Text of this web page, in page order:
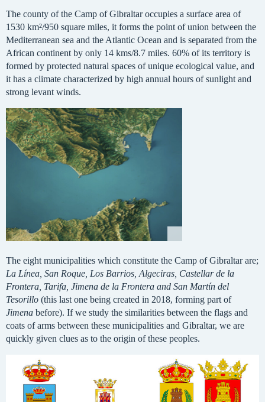
The county of the Camp of Gibraltar occupies a surface area of
1530 km²/950 square miles, it forms the point of union between the
Mediterranean sea and the Atlantic Ocean and is separated from the
African continent by only 14 kms/8.7 miles. 60% of its territory is
formed by protected natural spaces of unique ecological value, and
it has a climate characterized by high annual hours of sunlight and
strong levant winds.
The eight municipalities which constitute the Camp of Gibraltar are;
La Línea, San Roque, Los Barrios, Algeciras, Castellar de la
Frontera, Tarifa, Jimena de la Frontera and San Martín del
Tesorillo (this last one being created in 2018, forming part of
Jimena before). If we study the similarities between the flags and
coats of arms between these municipalities and Gibraltar, we are
quickly given clues as to the origin of these peoples.